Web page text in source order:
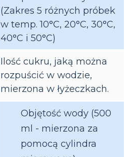
(Zakres 5 różnych próbek
w temp. 10°C, 20°C, 30°C,
40°C i 50°C)
Ilość cukru, jaką można
rozpuścić w wodzie,
mierzona w łyżeczkach.
Objętość wody (500
ml - mierzona za
pomocą cylindra